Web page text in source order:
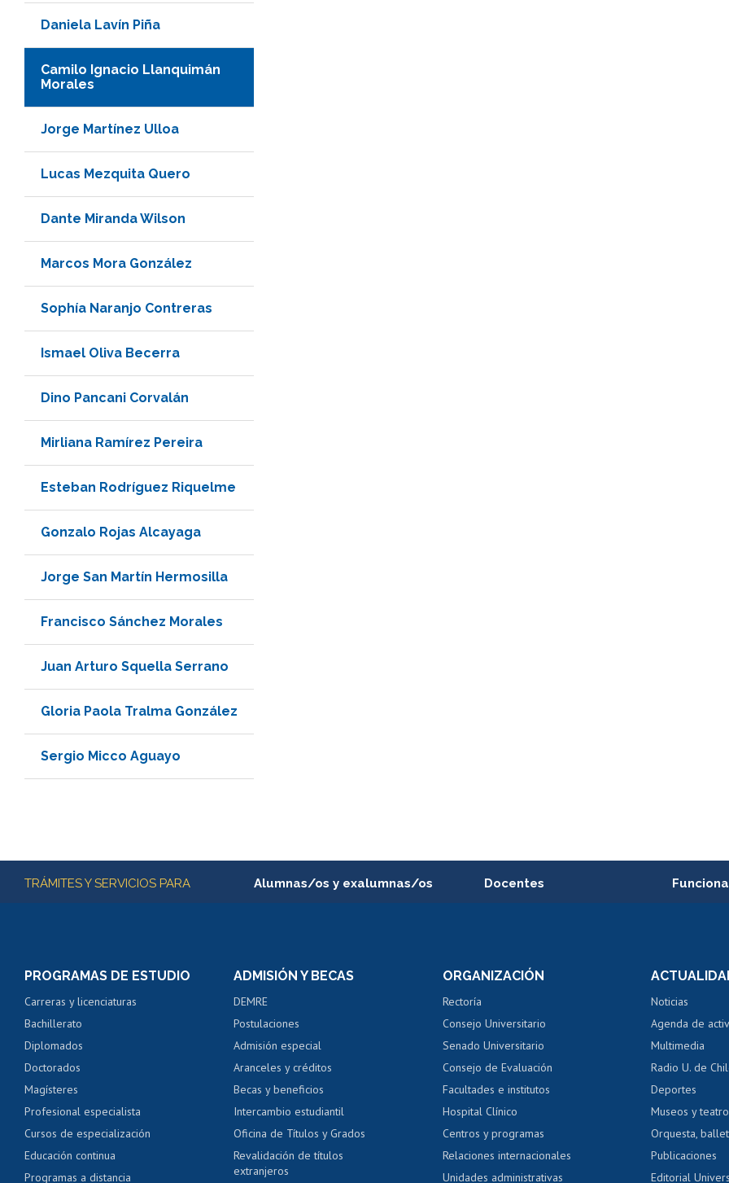
Daniela Lavín Piña
Camilo Ignacio Llanquimán
Morales
Jorge Martínez Ulloa
Lucas Mezquita Quero
Dante Miranda Wilson
Marcos Mora González
Sophía Naranjo Contreras
Ismael Oliva Becerra
Dino Pancani Corvalán
Mirliana Ramírez Pereira
Esteban Rodríguez Riquelme
Gonzalo Rojas Alcayaga
Jorge San Martín Hermosilla
Francisco Sánchez Morales
Juan Arturo Squella Serrano
Gloria Paola Tralma González
Sergio Micco Aguayo
Más información
TRÁMITES Y SERVICIOS PARA Alumnas/os y exalumnas/os
Servicio médico y dental
Pago de arancel y crédito alumnos
Pago de arancel y crédito exalumnos
Certificado de títulos y grados
Docentes
Perfeccionamiento
Evaluación docente
Calificación académica
Postulación al AUCAI
Portal de
Certificado
Certificado
Mi Uchile Ayuda tecnológica Tarjeta TUI Acoso
PROGRAMAS DE ESTUDIO
Carreras y licenciaturas
Bachillerato
Diplomados
Doctorados
Magísteres
Profesional especialista
Cursos de especialización
Educación continua
Programas a distancia
ADMISIÓN Y BECAS
DEMRE
Postulaciones
Admisión especial
Aranceles y créditos
Becas y beneficios
Intercambio estudiantil
Oficina de Títulos y Grados
Revalidación de títulos
extranjeros
ORGANIZACIÓN
Rectoría
Consejo Universitario
Senado Universitario
Consejo de Evaluación
Facultades e institutos
Hospital Clínico
Centros y programas
Relaciones internacionales
Unidades administrativas
Noticias
Agenda de
Multimedia
Radio U. de
Deportes
Museos y
Orquesta,
Publicaciones
Editorial